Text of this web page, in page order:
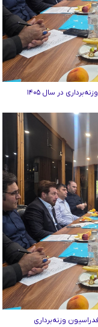
در سال ۱۴۰۵
وزنه‌برداری